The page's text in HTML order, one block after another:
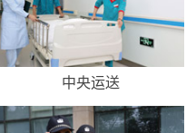
中央运送